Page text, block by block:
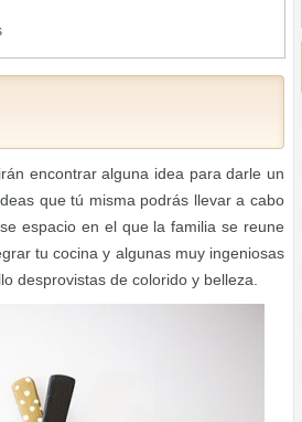
encontrar alguna idea para darle un
que tú misma podrás llevar a cabo
espacio en el que la familia se reune
tu cocina y algunas muy ingeniosas
desprovistas de colorido y belleza.